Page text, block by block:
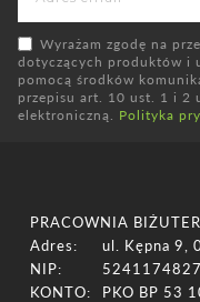
Wyrażam zgodę na
dotyczących produktów i
pomocą środków
przepisu art. 10 ust. 1 i 2
elektroniczną. Polityka
PRACOWNIA
Adres:
ul. Kępna 9,
NIP:
5241174827
KONTO:
PKO BP 53